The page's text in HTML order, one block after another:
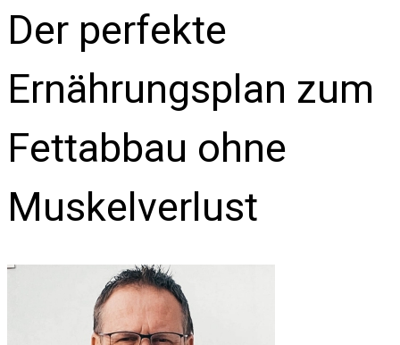
Der perfekte
Ernährungsplan zum
Fettabbau ohne
Muskelverlust